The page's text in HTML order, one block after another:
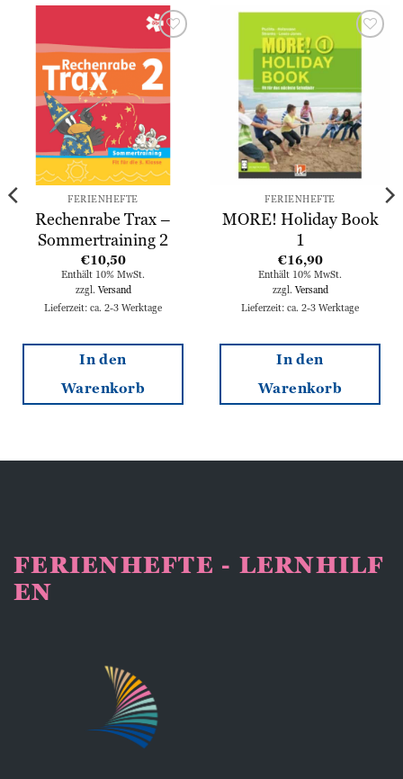
Zur
Wunschliste
hinzufügen
FERIENHEFTE
Rechenrabe Trax –
Sommertraining 2
€10,50
Enthält 10% MwSt.
zzgl. Versand
Lieferzeit: ca. 2-3 Werktage
In den
Warenkorb
Zur
Wunschliste
FERIENHEFTE
MORE! Holiday Book
1
€16,90
Enthält 10% MwSt.
zzgl. Versand
Lieferzeit: ca. 2-3 Werktage
In den
Warenkorb
FERIENHEFTE - LERNHILF
EN